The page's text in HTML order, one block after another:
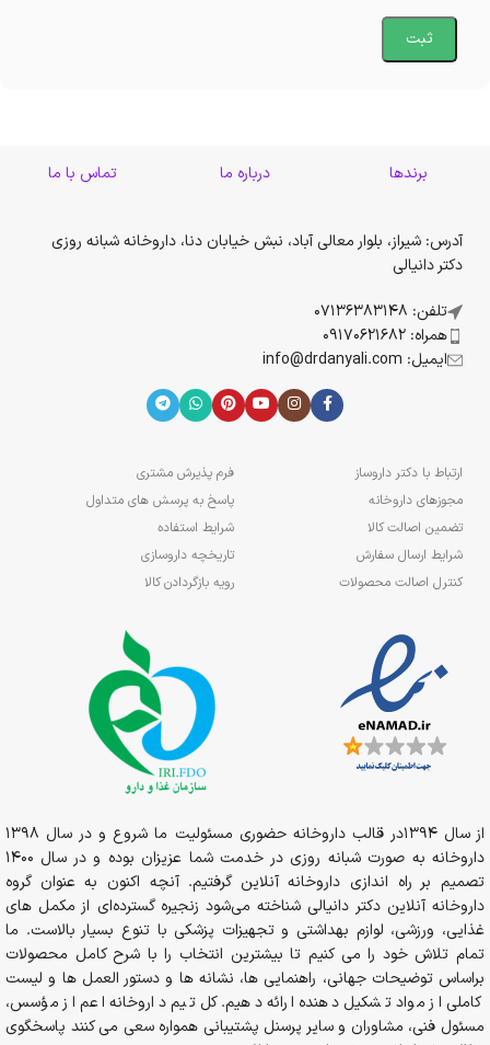
برندها درباره ما تماس با ما
آدرس: شیراز، بلوار معالی آباد، نبش خیابان دنا، داروخانه شبانه روزی
دکتر دانیالی
تلفن: 07136383148
همراه: 09170621682
ایمیل: info@drdanyali.com
ارتباط با دکتر داروساز
مجوزهای داروخانه
تضمین اصالت کالا
شرایط ارسال سفارش
کنترل اصالت محصولات
فرم پذیرش مشتری
پاسخ به پرسش های متداول
شرایط استفاده
تاریخچه داروسازی
رویه بازگردادن کالا
از سال 1394در قالب داروخانه حضوری مسئولیت ما شروع و در سال 1398
داروخانه به صورت شبانه روزی در خدمت شما عزیزان بوده و در سال 1400
تصمیم بر راه اندازی داروخانه آنلاین گرفتیم. آنچه اکنون به عنوان گروه
داروخانه آنلاین دکتر دانیالی شناخته می‌شود زنجیره گسترده‌ای از مکمل های
غذایی، ورزشی، لوازم بهداشتی و تجهیزات پزشکی با تنوع بسیار بالاست. ما
تمام تلاش خود را می کنیم تا بیشترین انتخاب را با شرح کامل محصولات
براساس توضیحات جهانی، راهنمایی ها، نشانه ها و دستور العمل ها و لیست
کاملی از مواد تشکیل دهنده ارائه دهیم. کل تیم داروخانه اعم از مؤسس،
مسئول فنی، مشاوران و سایر پرسنل پشتیبانی همواره سعی می کنند پاسخگوی